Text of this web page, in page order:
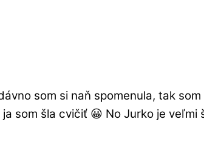
som si naň spomenula, tak
som šla cvičiť 😀 No Jurko je